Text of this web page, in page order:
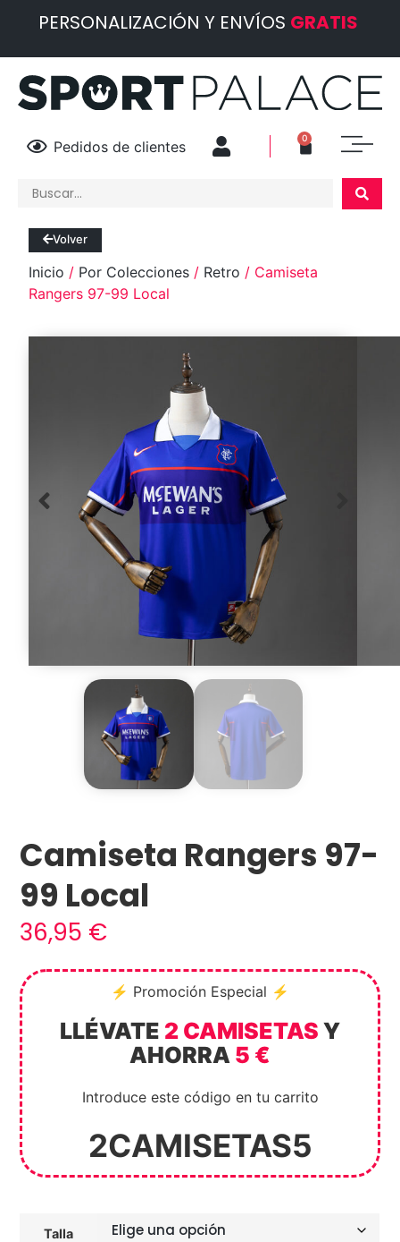
PERSONALIZACIÓN Y ENVÍOS GRATIS
Pedidos de clientes 0
Camiseta Rangers 97-
99 Local
36,95 €
⚡ Promoción Especial ⚡
LLÉVATE 2 CAMISETAS Y
AHORRA 5 €
Introduce este código en tu carrito
2CAMISETAS5
Talla
Volver
Inicio / Por Colecciones / Retro / Camiseta
Rangers 97-99 Local